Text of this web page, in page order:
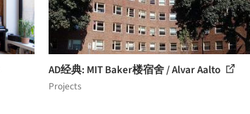
AD经典: MIT Baker楼宿舍 / Alvar Aalto
Projects